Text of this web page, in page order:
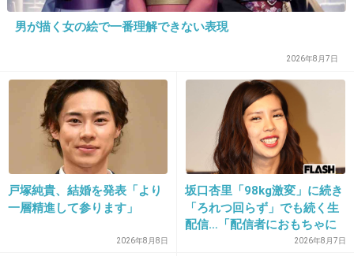
女同士のキスって流行ってるの？
+19
20. 匿名2014/05/07(水) 20:51:12
AKBのメンバーもよくキスしてるよね。なぜ？？
男が描く女の絵で一番理解できない表現
2026年8月7日
戸塚純貴、結婚を発表「より
一層精進して参ります」
2026年8月8日
坂口杏里「98kg激変」に続き
「ろれつ回らず」でも続く生
配信…「配信者におもちゃに
されてる」知人は懸念表明
2026年8月7日